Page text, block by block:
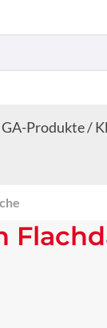
Produkte /